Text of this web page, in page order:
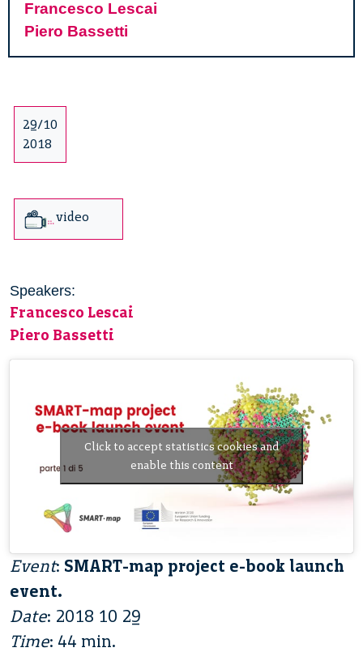
Francesco Lescai
Piero Bassetti
29/10
2018
video
Speakers:
Francesco Lescai
Piero Bassetti
Click to accept statistics cookies and
enable this content
Event: SMART-map project e-book launch
event.
Date: 2018 10 29
Time: 44 min.